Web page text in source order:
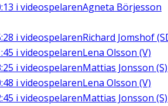
i videospelarenAgneta Börjesson
i videospelarenRichard Jomshof
i videospelarenLena Olsson (V)
i videospelarenMattias Jonsson (S)
i videospelarenLena Olsson (V)
i videospelarenMattias Jonsson (S)